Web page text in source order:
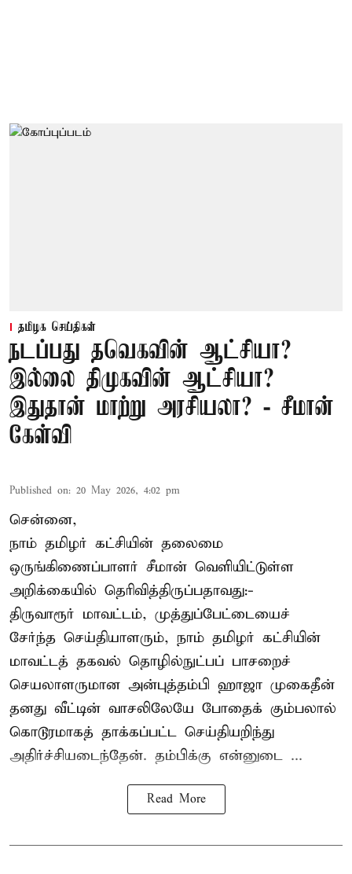
தமிழக செய்திகள்
நடப்பது தவெகவின் ஆட்சியா?
இல்லை திமுகவின் ஆட்சியா?
இதுதான் மாற்று அரசியலா? - சீமான்
கேள்வி
Published on: 20 May 2026, 4:02 pm
சென்னை,
நாம் தமிழர் கட்சியின் தலைமை
ஒருங்கிணைப்பாளர் சீமான் வெளியிட்டுள்ள
அறிக்கையில் தெரிவித்திருப்பதாவது:-
திருவாரூர் மாவட்டம், முத்துப்பேட்டையைச்
சேர்ந்த செய்தியாளரும், நாம் தமிழர் கட்சியின்
மாவட்டத் தகவல் தொழில்நுட்பப் பாசறைச்
செயலாளருமான அன்புத்தம்பி ஹாஜா முகைதீன்
தனது வீட்டின் வாசலிலேயே போதைக் கும்பலால்
கொடூரமாகத் தாக்கப்பட்ட செய்தியறிந்து
அதிர்ச்சியடைந்தேன். தம்பிக்கு என்னுடை ...
Read More